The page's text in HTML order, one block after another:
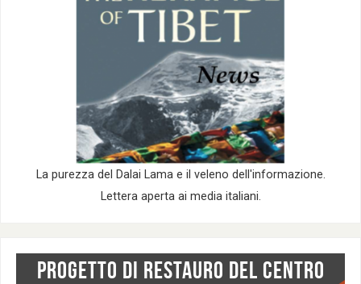
La purezza del Dalai Lama e il veleno dell'informazione.
Lettera aperta ai media italiani.
PROGETTO DI RESTAURO DEL CENTRO